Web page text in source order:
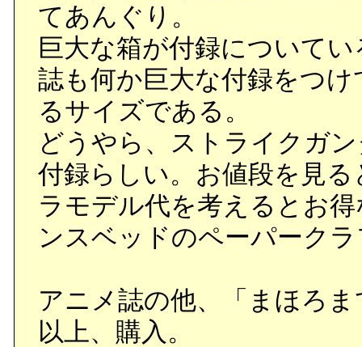
てあんぐり。
巨大な箱が付録について
誌も何か巨大な付録をつ
るサイズである。
どうやら、ストライクガ
付録らしい。お値段を見
ラモデル代を考えるとお
ンスベッドのペーパーク
アニメ誌の他、「まほろ
以上、購入。